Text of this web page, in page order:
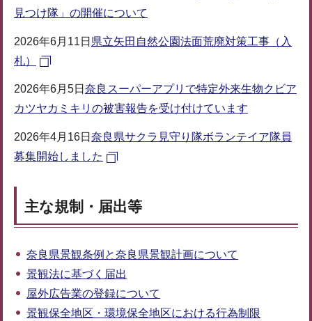
見つけ隊」の開催について
2026年6月11日 県立矢田自然公園法面荒廃対策工事（入
札）
2026年6月5日 奈良スーパーアプリで特定外来生物クビア
カツヤカミキリの被害報告を受け付けています
2026年4月16日 奈良県サクラ見守り隊ボランテイア隊員
募集開始しました
主な規制・届出等
奈良県景観条例と奈良県景観計画について
景観法に基づく届出
屋外広告業の登録について
景観保全地区・環境保全地区における行為制限